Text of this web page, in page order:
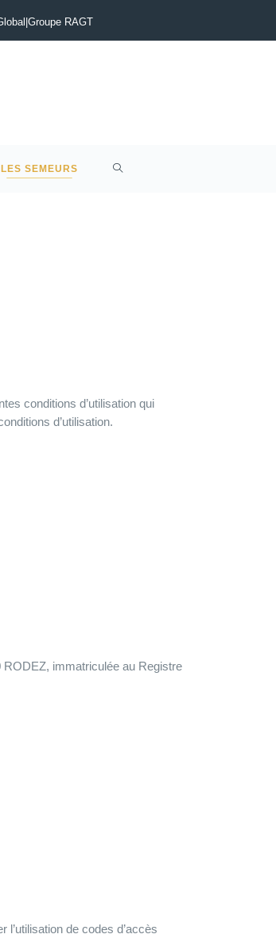
|Groupe RAGT
LES SEMEURS
conditions d’utilisation qui
d’utilisation.
immatriculée au Registre
de codes d’accès